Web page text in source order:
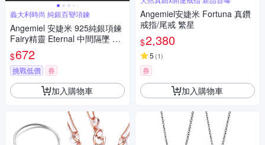
義大利時尚 純銀百變項鍊
Angemiel 安婕米 925純銀項鍊
Fairy精靈 Eternal 中間隔墜 白
鑽玫金
$672
挑戰低價 券
加入購物車
Angemiel安婕米 Fortuna 真鑽
戒指/尾戒 繁星
$2,380
5 (1)
券
加入購物車